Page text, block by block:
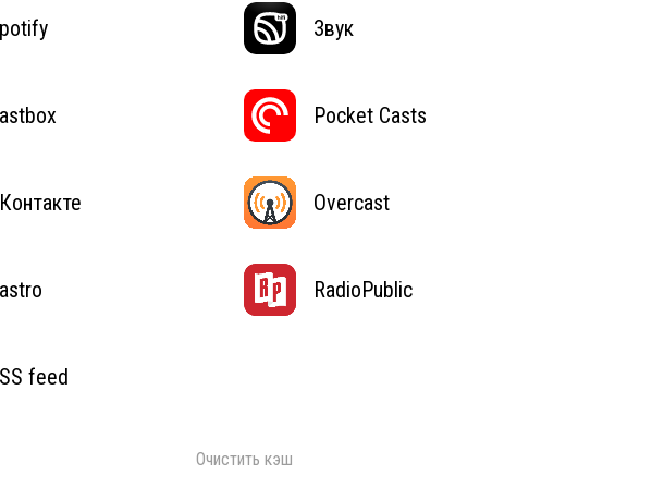
Звук
Pocket Casts
Overcast
RadioPublic
feed
Очистить кэш